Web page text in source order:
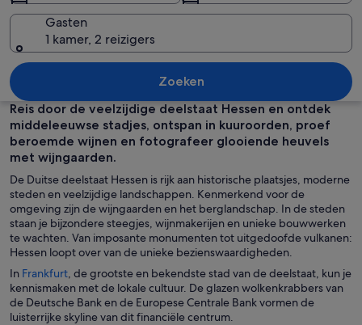
Een stadsgezicht in de schemering
Gasten
1 kamer, 2 reizigers
Zoeken
Reis door de veelzijdige deelstaat Hessen en ontdek
middeleeuwse stadjes, ontspan in kuuroorden, proef
beroemde wijnen en fotografeer glooiende heuvels
met wijngaarden.
De Duitse deelstaat Hessen is rijk aan historische plaatsjes, moderne
steden en veelzijdige landschappen. Kenmerkend voor de
omgeving zijn de wijngaarden en het berglandschap. In de steden
staan je bijzondere steegjes, wijnmakerijen en unieke bouwwerken
te wachten. Van imposante monumenten tot uitgedoofde vulkanen:
Hessen loopt over van de unieke bezienswaardigheden.
In FrankfurtO
p
e
n
, de grootste en bekendste stad van de deelstaat, kun je
kennismaken met de lokale cultuur. De glazen wolkenkrabbers van
de Deutsche Bank en de Europese Centrale Bank vormen de
luisterrijke skyline van dit financiële centrum.